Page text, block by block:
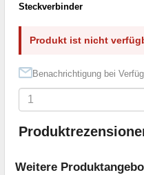
Steckverbinder
Produkt ist nicht
Benachrichtigung bei
Weitere